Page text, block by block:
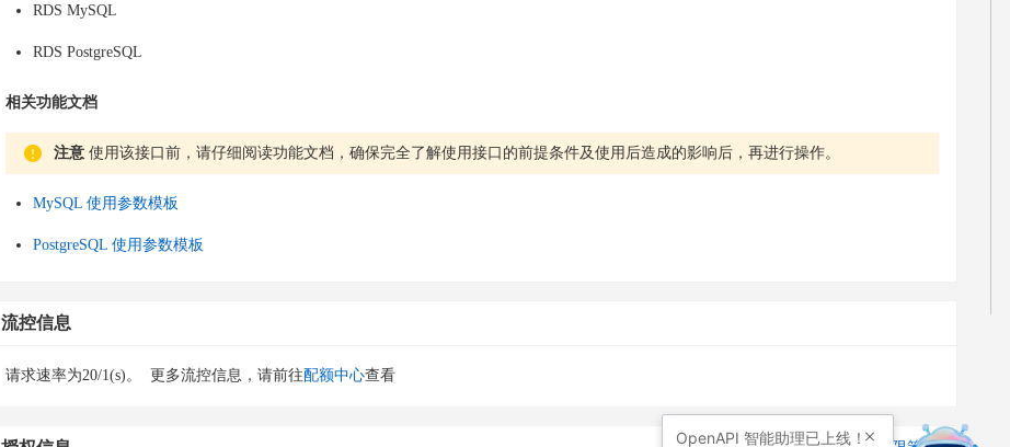
RDS MySQL
RDS PostgreSQL
相关功能文档
注意 使用该接口前，请仔细阅读功能文档，确保完全了解使用接口的前提条件及使用后造成的影响后，再进行操作。
MySQL 使用参数模板
PostgreSQL 使用参数模板
流控信息
请求速率为20/1(s)。 更多流控信息，请前往配额中心查看
OpenAPI 智能助理已上线！